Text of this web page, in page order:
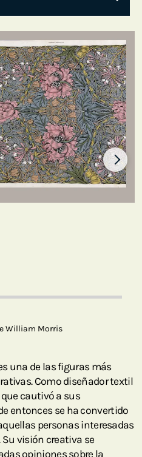
William Morris
una de las figuras más
Como diseñador textil
cautivó a sus
entonces se ha convertido
personas interesadas
Su visión creativa se
opiniones sobre la